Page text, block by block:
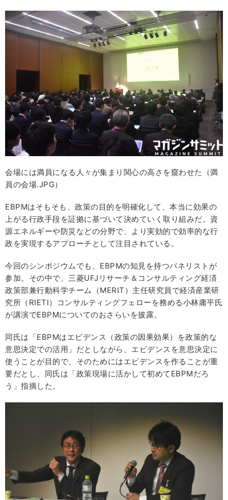
会場には満員になる人々が集まり関心の高さを窺わせた（満
員の会場.JPG）
EBPMはそもそも、政策の目的を明確化して、本当に効果の
上がる行政手段を証拠に基づいて決めていく取り組みだ。資
源エネルギーや防災などの分野で、より実効的で効率的な行
政を実現するアプローチとして注目されている。
今回のシンポジウムでも、EBPMの知見を持つパネリストが
参加。その中で、三菱UFJリサーチ＆コンサルティング経済
政策部兼行動科学チーム（MERIT）主任研究員で経済産業研
究所（RIETI）コンサルティングフェローを務める小林庸平氏
が講演でEBPMについてのおさらいを披露。
同氏は「EBPMはエビデンス（政策の因果効果）を政策的な
意思決定での活用」だとしながら、エビデンスを意思決定に
使うことが目的で、そのためにはエビデンスを作ることが重
要だとし、同氏は「政策現場に活かして初めてEBPMだろ
う」指摘した。